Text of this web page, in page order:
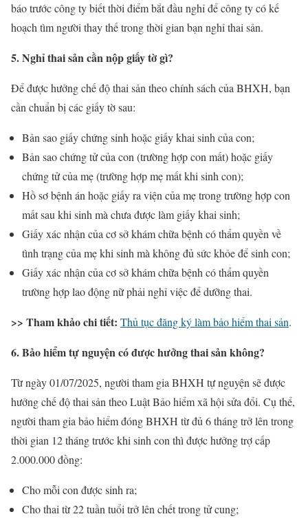
báo trước công ty biết thời điểm bắt đầu nghỉ để công ty có kế
hoạch tìm người thay thế trong thời gian bạn nghỉ thai sản.
5. Nghỉ thai sản cần nộp giấy tờ gì?
Để được hưởng chế độ thai sản theo chính sách của BHXH, bạn
cần chuẩn bị các giấy tờ sau:
Bản sao giấy chứng sinh hoặc giấy khai sinh của con;
Bản sao chứng tử của con (trường hợp con mất) hoặc giấy
chứng tử của mẹ (trường hợp mẹ mất khi sinh con);
Hồ sơ bệnh án hoặc giấy ra viện của mẹ trong trường hợp con
mất sau khi sinh mà chưa được làm giấy khai sinh;
Giấy xác nhận của cơ sở khám chữa bệnh có thẩm quyền về
tình trạng của mẹ khi sinh mà không đủ sức khỏe để sinh con;
Giấy xác nhận của cơ sở khám chữa bệnh có thẩm quyền
trường hợp lao động nữ phải nghỉ việc để dưỡng thai.
>> Tham khảo chi tiết: Thủ tục đăng ký làm bảo hiểm thai sản.
6. Bảo hiểm tự nguyện có được hưởng thai sản không?
Từ ngày 01/07/2025, người tham gia BHXH tự nguyện sẽ được
hưởng chế độ thai sản theo Luật Bảo hiểm xã hội sửa đổi. Cụ thể,
người tham gia bảo hiểm đóng BHXH từ đủ 6 tháng trở lên trong
thời gian 12 tháng trước khi sinh con thì được hưởng trợ cấp
2.000.000 đồng:
Cho mỗi con được sinh ra;
Cho thai từ 22 tuần tuổi trở lên chết trong tử cung;